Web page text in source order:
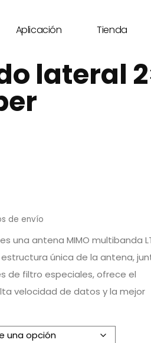
Aplicación Tienda
lateral
de envío
es una antena MIMO multibanda
estructura única de la antena,
de filtro especiales, ofrece el
velocidad de datos y la mejor